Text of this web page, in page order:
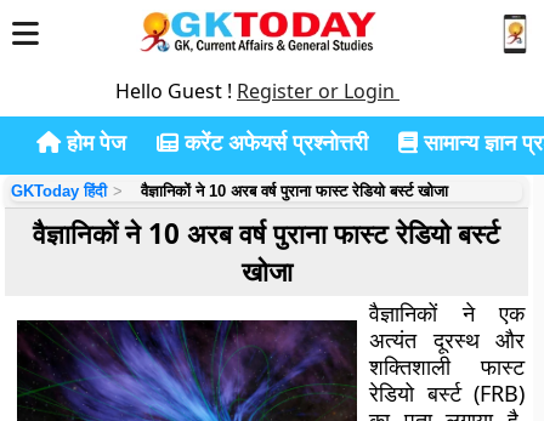
Hello Guest ! Register or Login
होम पेज करेंट अफेयर्स प्रश्नोत्तरी सामान्य ज्ञान
GKToday हिंदी वैज्ञानिकों ने 10 अरब वर्ष पुराना फास्ट रेडियो बर्स्ट खोजा
वैज्ञानिकों ने 10 अरब वर्ष पुराना फास्ट रेडियो बर्स्ट
खोजा
वैज्ञानिकों ने एक
अत्यंत दूरस्थ और
शक्तिशाली फास्ट
रेडियो बर्स्ट (FRB)